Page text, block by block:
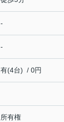
-
-
有(4台) / 0円
所有権